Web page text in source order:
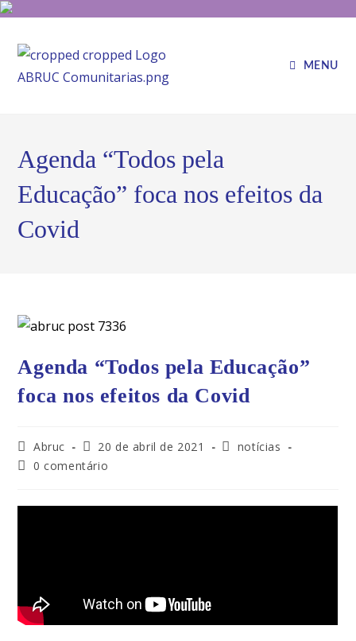
MENU
Agenda “Todos pela
Educação” foca nos efeitos da
Covid
Agenda “Todos pela Educação”
foca nos efeitos da Covid
Abruc 20 de abril de 2021
notícias
0 comentário